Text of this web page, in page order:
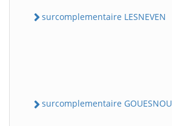
surcomplementaire LESNEVEN
surcomplementaire GOUESNOU